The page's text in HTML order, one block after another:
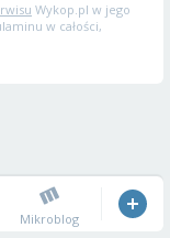
Wykop.pl w jego
w całości,
Mikroblog